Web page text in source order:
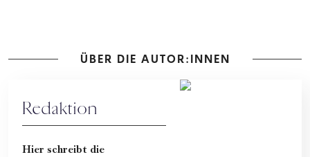
ÜBER DIE AUTOR:INNEN
Redaktion
Hier schreibt die